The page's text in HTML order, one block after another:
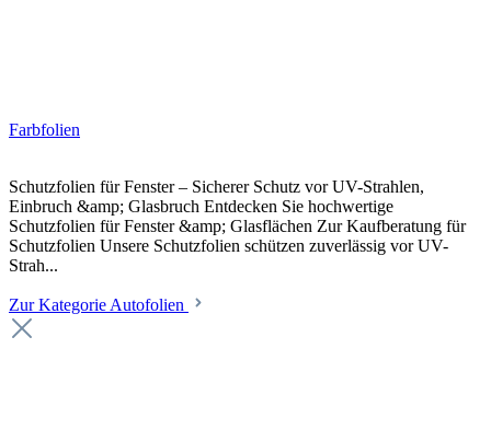
Farbfolien
Schutzfolien für Fenster – Sicherer Schutz vor UV-Strahlen,
Einbruch &amp; Glasbruch Entdecken Sie hochwertige
Schutzfolien für Fenster &amp; Glasflächen Zur Kaufberatung für
Schutzfolien Unsere Schutzfolien schützen zuverlässig vor UV-
Strah...
Zur Kategorie Autofolien